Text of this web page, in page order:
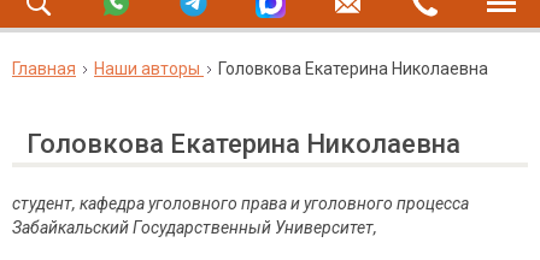
Главная Наши авторы Головкова Екатерина Николаевна
Головкова Екатерина Николаевна
студент, кафедра уголовного права и уголовного процесса
Забайкальский Государственный Университет,